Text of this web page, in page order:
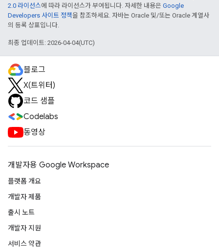
2.0 라이선스에 따라 라이선스가 부여됩니다. 자세한 내용은 Google
Developers 사이트 정책을 참조하세요. 자바는 Oracle 및/또는 Oracle 계열사
의 등록 상표입니다.
최종 업데이트: 2026-04-04(UTC)
블로그
X(트위터)
코드 샘플
Codelabs
동영상
개발자용 Google Workspace
플랫폼 개요
개발자 제품
출시 노트
개발자 지원
서비스 약관